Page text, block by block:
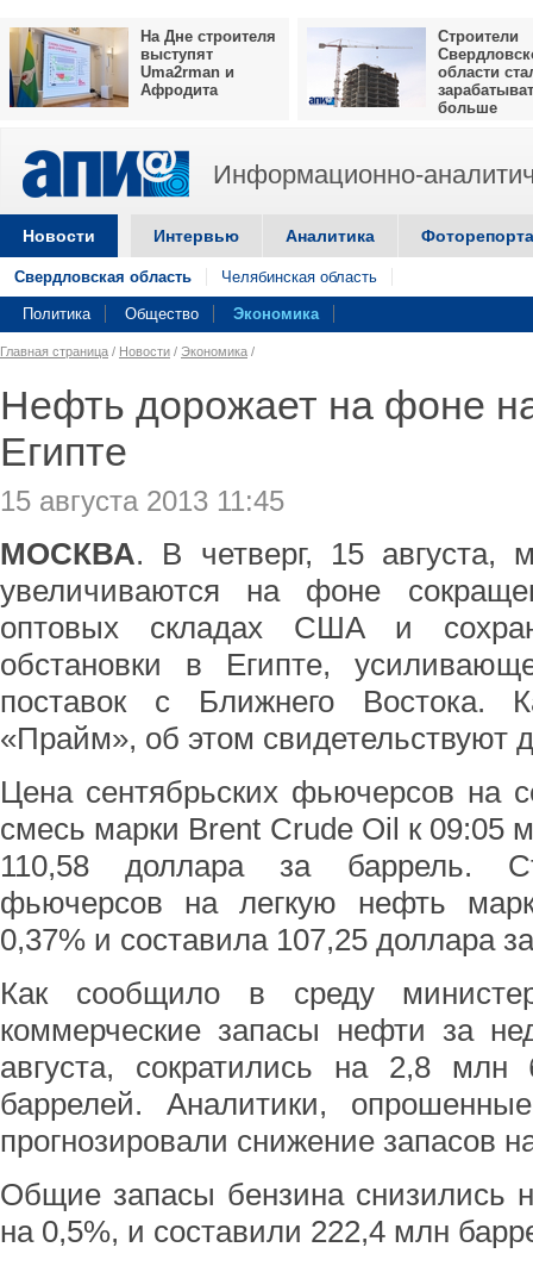
На Дне строителя
выступят
Uma2rman и
Афродита
Строители
области
больше
Информационно-
Новости Интервью Аналитика
Свердловская область Челябинская область
Политика Общество Экономика
Главная страница / Новости / Экономика /
Нефть дорожает на фоне
Египте
15 августа 2013 11:45
МОСКВА. В четверг, 15
увеличиваются на фоне
оптовых складах США и
обстановки в Египте,
поставок с Ближнего Востока.
«Прайм», об этом свидетельствуют
Цена сентябрьских фьючерсов на
смесь марки Brent Crude Oil к 09:05
110,58 доллара за баррель.
фьючерсов на легкую нефть
0,37% и составила 107,25 доллара
Как сообщило в среду
коммерческие запасы нефти за
августа, сократились на 2,8
баррелей. Аналитики,
прогнозировали снижение запасов
Общие запасы бензина снизились
на 0,5%, и составили 222,4 млн